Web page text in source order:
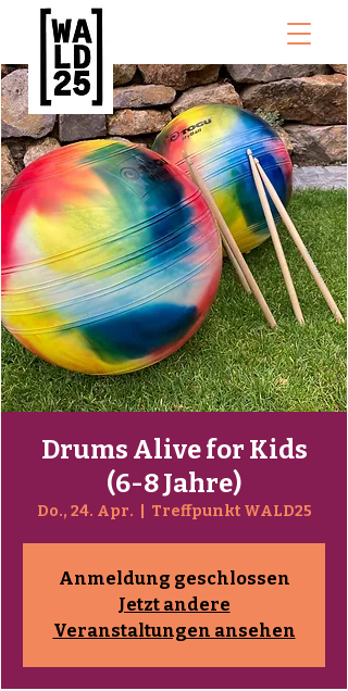
Drums Alive for Kids
(6-8 Jahre)
Do., 24. Apr. Treffpunkt WALD25
Anmeldung geschlossen
Jetzt andere
Veranstaltungen ansehen